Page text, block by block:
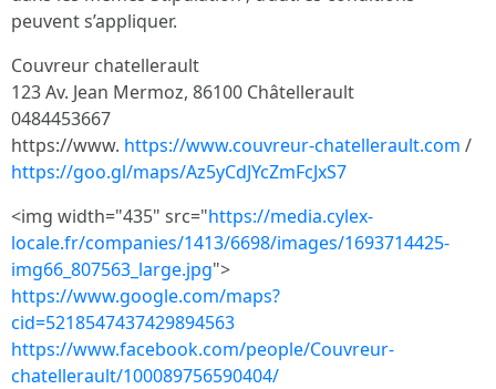
peuvent s’appliquer.
Couvreur chatellerault
123 Av. Jean Mermoz, 86100 Châtellerault
0484453667
https://www. https://www.couvreur-chatellerault.com /
https://goo.gl/maps/Az5yCdJYcZmFcJxS7
<img width="435" src="https://media.cylex-
locale.fr/companies/1413/6698/images/1693714425-
img66_807563_large.jpg">
https://www.google.com/maps?
cid=5218547437429894563
https://www.facebook.com/people/Couvreur-
chatellerault/100089756590404/